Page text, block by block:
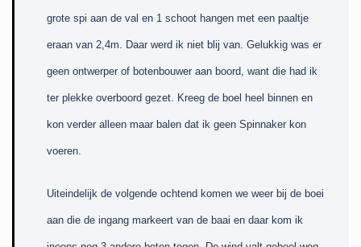
grote spi aan de val en 1 schoot hangen met een paaltje
eraan van 2,4m. Daar werd ik niet blij van. Gelukkig was er
geen ontwerper of botenbouwer aan boord, want die had ik
ter plekke overboord gezet. Kreeg de boel heel binnen en
kon verder alleen maar balen dat ik geen Spinnaker kon
voeren.
Uiteindelijk de volgende ochtend komen we weer bij de boei
aan die de ingang markeert van de baai en daar kom ik